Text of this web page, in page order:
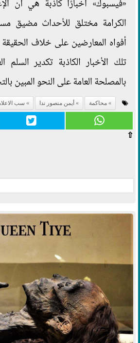
«فيسبوك» أخبارًا كاذبة هي أن
الكرامة مختلق للأحداث مضيق
أفواه المعارضين على خلاف
تلك الأخبار الكاذبة تكدير السلم
بالمصلحة العامة على النحو المبين
محاكمة أيمن منصور ندا سب
⇧